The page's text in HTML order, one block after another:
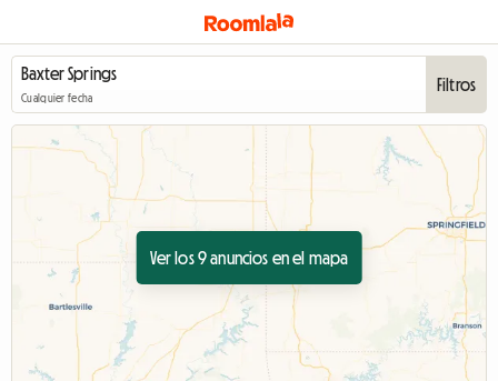
Cualquier fecha
Filtros
Ver los 9 anuncios en el mapa